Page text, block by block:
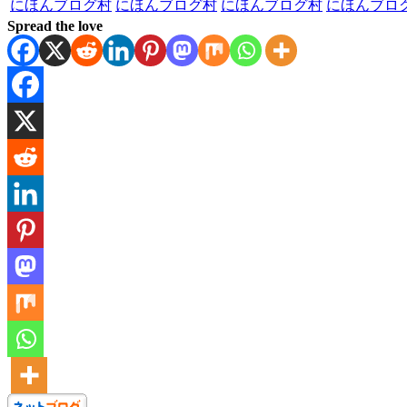
にほんブログ村 にほんブログ村 にほんブログ村 にほんブロ
Spread the love